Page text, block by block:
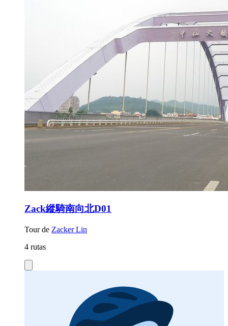
Zack縱騎南向北D01
Tour de Zacker Lin
4 rutas